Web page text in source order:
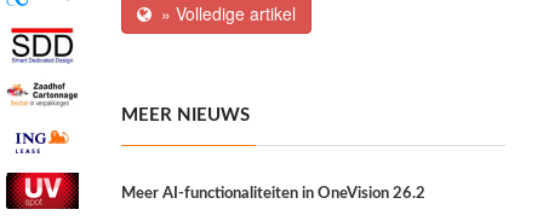
» Volledige artikel
MEER NIEUWS
Meer AI-functionaliteiten in OneVision 26.2